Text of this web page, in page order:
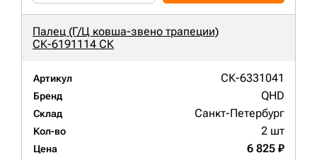
Палец (Г/Ц ковша-звено трапеции)
СК-6191114 СК
Артикул СК-6331041
Бренд QHD
Склад Санкт-Петербург
Кол-во 2 шт
Цена 6 825 ₽